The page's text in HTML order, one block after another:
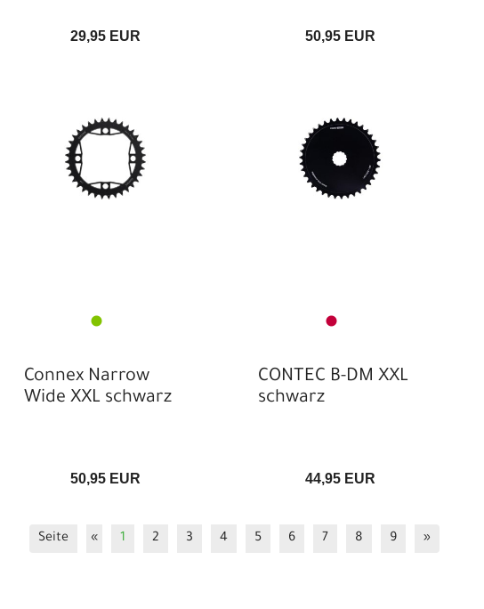
29,95 EUR 50,95 EUR
Connex Narrow
Wide XXL schwarz
50,95 EUR
CONTEC B-DM XXL
schwarz
44,95 EUR
Seite « 1 2 3 4 5 6 7 8 9 »